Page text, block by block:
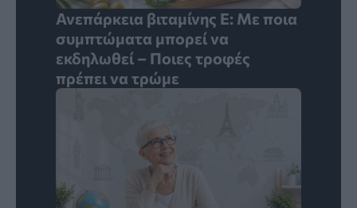
Ανεπάρκεια βιταμίνης Ε: Με ποια
συμπτώματα μπορεί να
εκδηλωθεί – Ποιες τροφές
πρέπει να τρώμε